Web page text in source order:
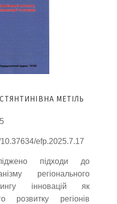
МЕТІЛЬ
efp.2025.7.17
підходи до
регіонального
інновацій як
розвитку регіонів